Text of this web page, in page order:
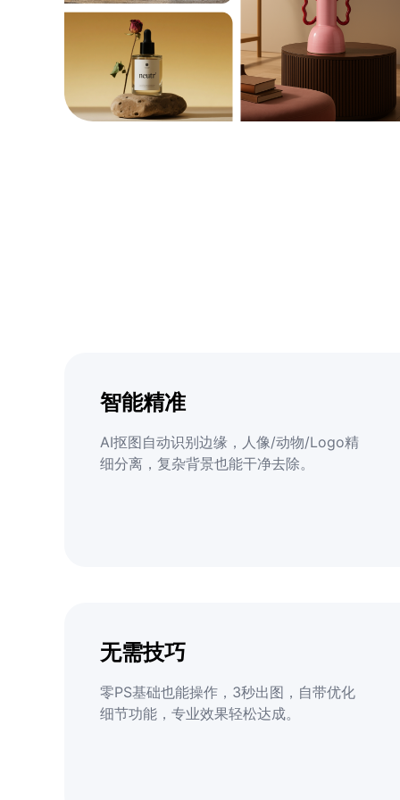
智能精准
AI抠图自动识别边缘，人像/动物/Logo精
细分离，复杂背景也能干净去除。
无需技巧
零PS基础也能操作，3秒出图，自带优化
细节功能，专业效果轻松达成。